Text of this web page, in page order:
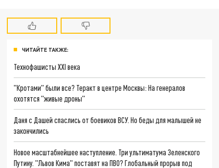
ЧИТАЙТЕ ТАКЖЕ:
Технофашисты XXI века
"Кротами" были все? Теракт в центре Москвы: На генералов
охотятся "живые дроны"
Даня с Дашей спаслись от боевиков ВСУ. Но беды для малышей не
закончились
Новое масштабнейшее наступление. Три ультиматума Зеленского
Путину. "Львов Кима" поставят на ПВО? Глобальный прорыв под